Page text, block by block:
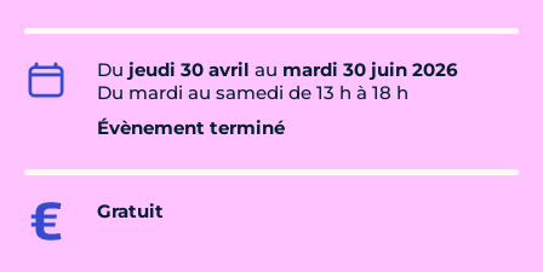
Du jeudi 30 avril au mardi 30 juin 2026
Du mardi au samedi de 13 h à 18 h
Évènement terminé
Gratuit